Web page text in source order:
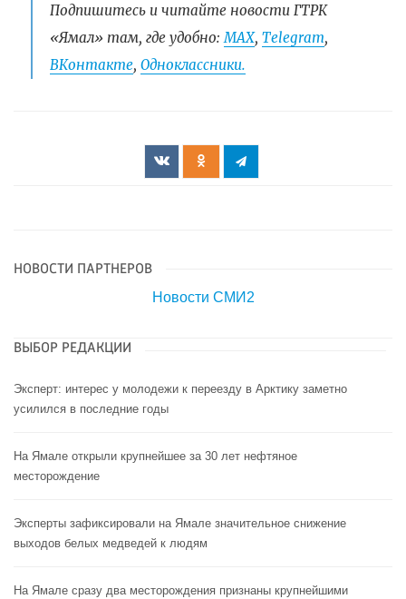
Подпишитесь и читайте новости ГТРК
«Ямал» там, где удобно: МАХ, Telegram,
ВКонтакте, Одноклассники.
НОВОСТИ ПАРТНЕРОВ
Новости СМИ2
ВЫБОР РЕДАКЦИИ
Эксперт: интерес у молодежи к переезду в Арктику заметно
усилился в последние годы
На Ямале открыли крупнейшее за 30 лет нефтяное
месторождение
Эксперты зафиксировали на Ямале значительное снижение
выходов белых медведей к людям
На Ямале сразу два месторождения признаны крупнейшими